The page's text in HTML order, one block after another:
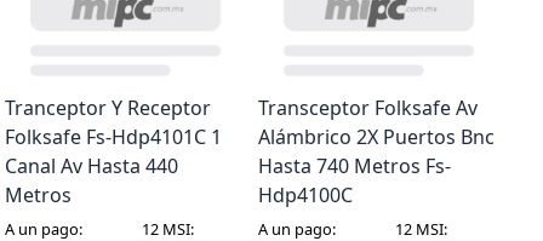
Tranceptor Y Receptor
Folksafe Fs-Hdp4101C 1
Canal Av Hasta 440
Metros
A un pago: 12 MSI:
Transceptor Folksafe Av
Alámbrico 2X Puertos Bnc
Hasta 740 Metros Fs-
Hdp4100C
A un pago: 12 MSI: